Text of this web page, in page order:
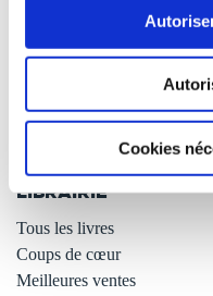
Cookies
Qui sommes-nous ?
Nos services aux auteurs
LIBRAIRIE
Tous les livres
Coups de cœur
Meilleures ventes